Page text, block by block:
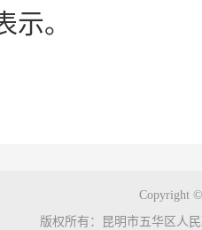
示。
Copyright
版权所有：昆明市五华区人